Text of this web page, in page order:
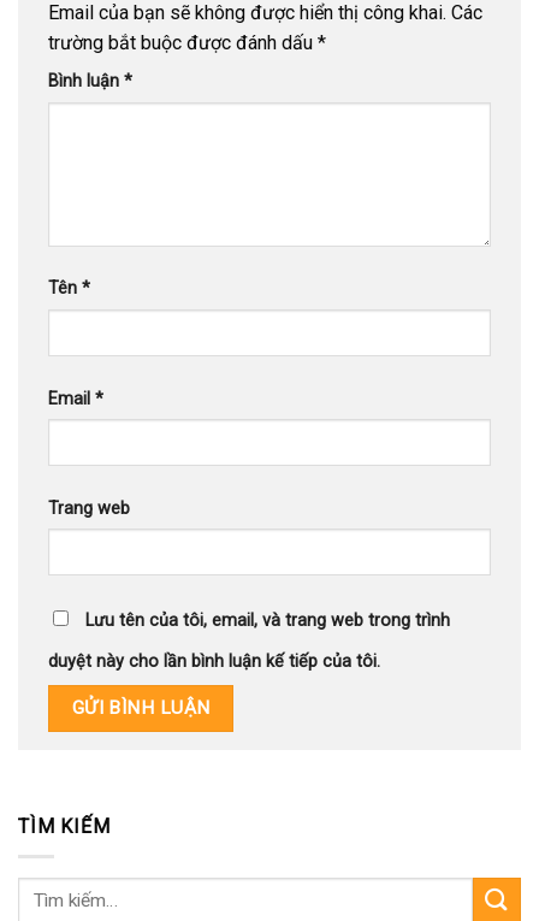
Email của bạn sẽ không được hiển thị công khai. Các
trường bắt buộc được đánh dấu *
Bình luận *
Tên *
Email *
Trang web
Lưu tên của tôi, email, và trang web trong trình
duyệt này cho lần bình luận kế tiếp của tôi.
TÌM KIẾM
Tìm